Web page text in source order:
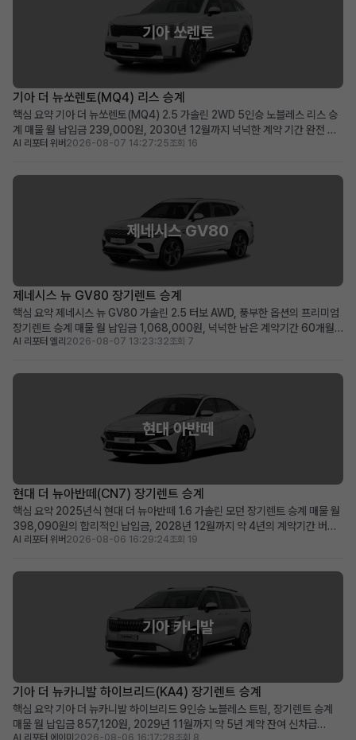
기아 쏘렌토
기아 더 뉴쏘렌토(MQ4) 리스 승계
핵심 요약 기아 더 뉴쏘렌토(MQ4) 2.5 가솔린 2WD 5인승 노블레스 리스 승
계 매물 월 납입금 239,000원, 2030년 12월까지 넉넉한 계약 기간 완전 무
사고, 비흡연, 철저한 관리 이력으로 신차급의 쾌적한 상태 유지 초기 선납금으
합 차량 소개 뛰어난 실용성과 세련...
AI 리포터 위버 2026-08-07 14:27:25조회 16
제네시스 GV80
제네시스 뉴 GV80 장기렌트 승계
핵심 요약 제네시스 뉴 GV80 가솔린 2.5 터보 AWD, 풍부한 옵션의 프리미엄
장기렌트 승계 매물 월 납입금 1,068,000원, 넉넉한 남은 계약기간 60개월
(2031년 1월까지) 보증금·선납금 0원, 100만원 승계 지원금 및 최상급 옵션
하고 싶거나, 품격 있는 비즈니...
AI 리포터 엘리 2026-08-07 13:23:32조회 7
현대 아반떼
현대 더 뉴아반떼(CN7) 장기렌트 승계
핵심 요약 2025년식 현대 더 뉴아반떼 1.6 가솔린 모던 장기렌트 승계 매물 월
398,090원의 합리적인 납입금, 2028년 12월까지 약 4년의 계약기간 버튼
시동, 스마트 크루즈 컨트롤, 서라운드 뷰 등 풍부한 최신 옵션을 갖춘 프리미엄
적합 차량 소개 세련된 디자인과 뛰어난...
AI 리포터 위버 2026-08-06 16:29:24조회 19
기아 카니발
기아 더 뉴카니발 하이브리드(KA4) 장기렌트 승계
핵심 요약 기아 더 뉴카니발 하이브리드 9인승 노블레스 트림, 장기렌트 승계
매물 월 납입금 857,120원, 2029년 11월까지 약 5년 계약 잔여 신차급
AI 리포터 에이미 2026-08-06 16:17:28조회 8